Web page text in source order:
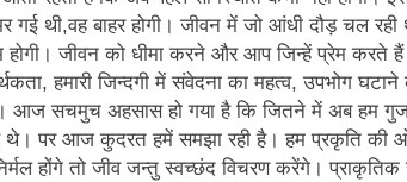
गई थी,वह बाहर होगी। जीवन में जो आंधी दौड़ चल
जीवन को धीमा करने और आप जिन्हें प्रेम करते हैं
हमारी जिन्दगी में संवेदना का महत्व, उपभोग
आज सचमुच अहसास हो गया है कि जितने में अब हम
थे। पर आज कुदरत हमें समझा रही है। हम प्रकृति की ओर
होंगे तो जीव जन्तु स्वच्छंद विचरण करेंगे।